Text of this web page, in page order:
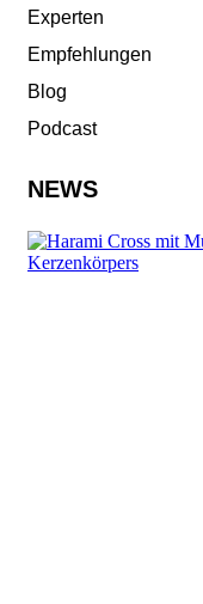
Experten
Empfehlungen
Blog
Podcast
NEWS